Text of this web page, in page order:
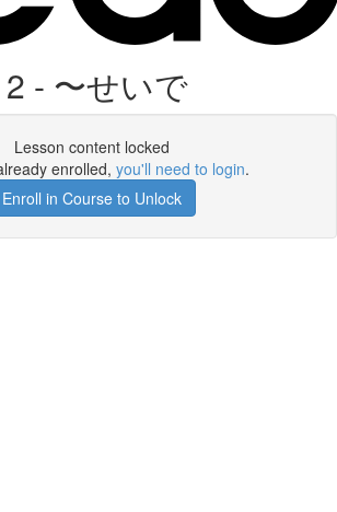
- 〜せいで
Lesson content locked
enrolled, you'll need to login.
Enroll in Course to Unlock